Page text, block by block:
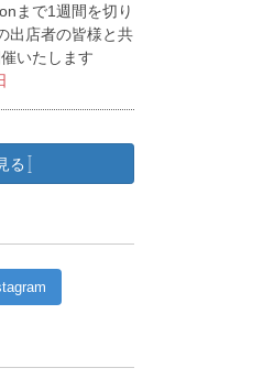
まで1週間を切り
出店者の皆様と共
いたします
る